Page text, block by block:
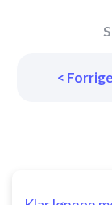
< Forrige